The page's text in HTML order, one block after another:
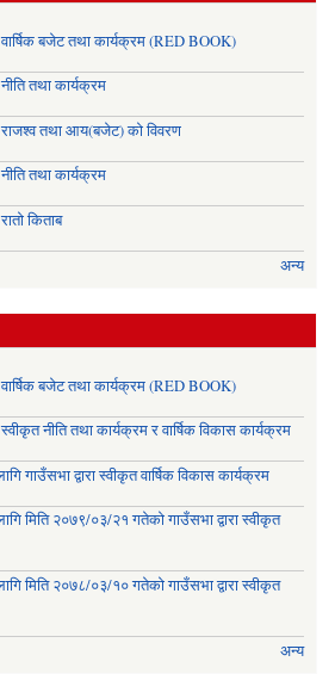
बजेट तथा कार्यक्रम (RED BOOK)
तथा कार्यक्रम
तथा आय(बजेट) को विवरण
तथा कार्यक्रम
किताब
अन्य
बजेट तथा कार्यक्रम (RED BOOK)
नीति तथा कार्यक्रम र वार्षिक विकास कार्यक्रम
गाउँसभा द्वारा स्वीकृत वार्षिक विकास कार्यक्रम
मिति २०७९/०३/२१ गतेको गाउँसभा द्वारा स्वीकृत
मिति २०७८/०३/१० गतेको गाउँसभा द्वारा स्वीकृत
अन्य